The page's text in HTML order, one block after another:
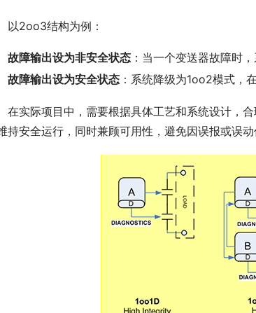
2oo3结构为例：
故障输出设为非安全状态 ：当一个变送器故障时
故障输出设为安全状态 ：系统降级为1oo2模式，
实际项目中，需要根据具体工艺和系统设计，合
持安全运行，同时兼顾可用性，避免因误报或误动